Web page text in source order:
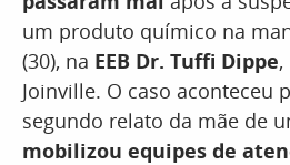
um produto químico na
(30), na EEB Dr. Tuffi Dippe
Joinville. O caso aconteceu
segundo relato da mãe de
mobilizou equipes de